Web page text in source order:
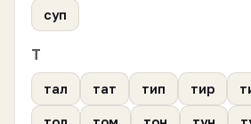
суп
Т
тал тат тип тир